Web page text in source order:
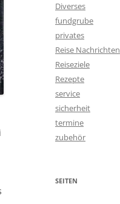
Diverses
fundgrube
privates
Reise Nachrichten
Reiseziele
Rezepte
service
sicherheit
termine
zubehör
SEITEN